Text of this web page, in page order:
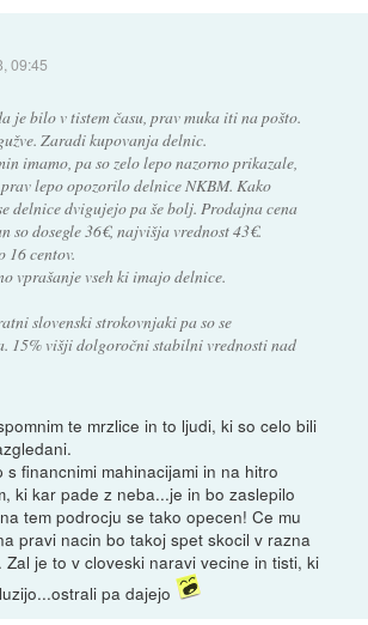
09:45
je bilo v tistem času, prav muka iti na pošto.
Zaradi kupovanja delnic.
imamo, pa so zelo lepo nazorno prikazale,
lepo opozorilo delnice NKBM. Kako
delnice dvigujejo pa še bolj. Prodajna cena
so dosegle 36€, najvišja vrednost 43€.
16 centov.
vprašanje vseh ki imajo delnice.
slovenski strokovnjaki pa so se
15% višji dolgoročni stabilni vrednosti nad
te mrzlice in to ljudi, ki so celo bili
s financnimi mahinacijami in na hitro
ki kar pade z neba...je in bo zaslepilo
tem podrocju se tako opecen! Ce mu
pravi nacin bo takoj spet skocil v razna
je to v cloveski naravi vecine in tisti, ki
pa dajejo